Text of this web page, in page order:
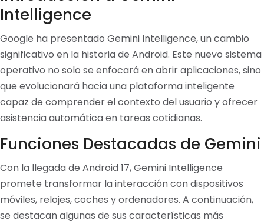
Intelligence
Google ha presentado Gemini Intelligence, un cambio
significativo en la historia de Android. Este nuevo sistema
operativo no solo se enfocará en abrir aplicaciones, sino
que evolucionará hacia una plataforma inteligente
capaz de comprender el contexto del usuario y ofrecer
asistencia automática en tareas cotidianas.
Funciones Destacadas de Gemini
Con la llegada de Android 17, Gemini Intelligence
promete transformar la interacción con dispositivos
móviles, relojes, coches y ordenadores. A continuación,
se destacan algunas de sus características más